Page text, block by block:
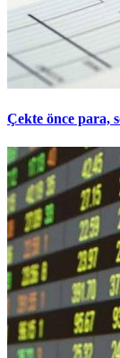
Çekte önce para,